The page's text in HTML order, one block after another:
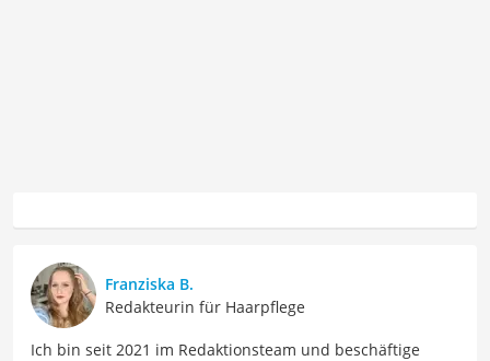
Franziska B.
Redakteurin für Haarpflege
Ich bin seit 2021 im Redaktionsteam und beschäftige